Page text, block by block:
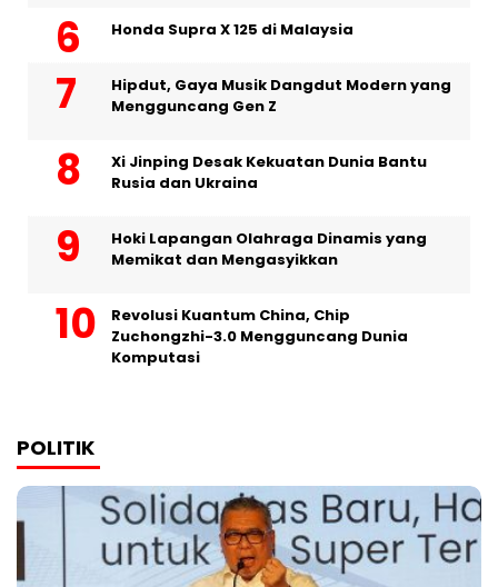
Honda Supra X 125 di Malaysia
Hipdut, Gaya Musik Dangdut Modern yang
Mengguncang Gen Z
Xi Jinping Desak Kekuatan Dunia Bantu
Rusia dan Ukraina
Hoki Lapangan Olahraga Dinamis yang
Memikat dan Mengasyikkan
Revolusi Kuantum China, Chip
Zuchongzhi-3.0 Mengguncang Dunia
Komputasi
POLITIK